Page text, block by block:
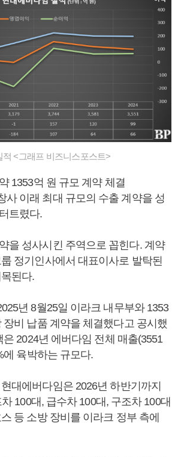
<그래프 비즈니스포스트>
1353억 원 규모 계약 체결
사 이래 최대 규모의 수출 계약을 성
트렸다.
을 성사시킨 주역으로 꼽힌다. 계약
정기인사에서 대표이사로 발탁된
된다.
년 8월25일 이라크 내무부와 1353
장비 납품 계약을 체결했다고 공시했
2024년 에버다임 전체 매출(3551
에 육박하는 규모다.
대에버다임은 2026년 하반기까지
100대, 급수차 100대, 구조차 100대
등 소방 장비를 이라크 정부 측에